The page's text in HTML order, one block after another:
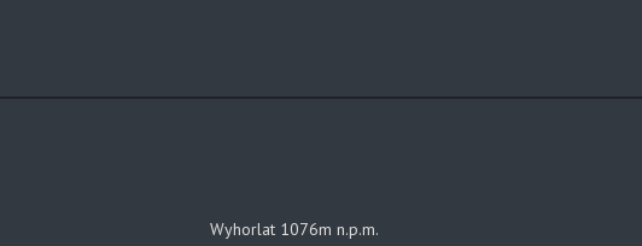
Wyhorlat 1076m n.p.m.